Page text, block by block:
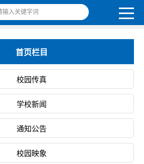
圆梦!
平台 违反师德师风举报信箱
输入关键字词
首页栏目
校园传真
学校新闻
通知公告
校园映象